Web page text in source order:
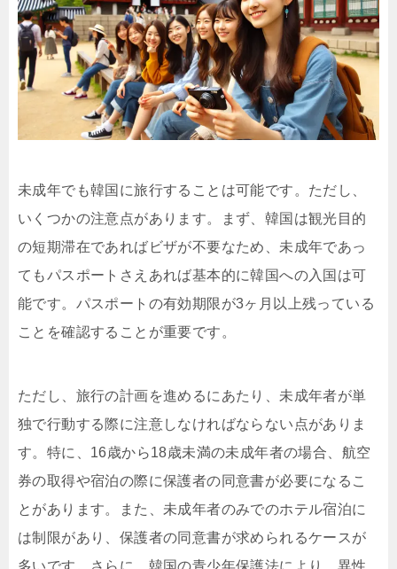
未成年でも韓国に旅行することは可能です。ただし、
いくつかの注意点があります。まず、韓国は観光目的
の短期滞在であればビザが不要なため、未成年であっ
てもパスポートさえあれば基本的に韓国への入国は可
能です。パスポートの有効期限が3ヶ月以上残っている
ことを確認することが重要です。
ただし、旅行の計画を進めるにあたり、未成年者が単
独で行動する際に注意しなければならない点がありま
す。特に、16歳から18歳未満の未成年者の場合、航空
券の取得や宿泊の際に保護者の同意書が必要になるこ
とがあります。また、未成年者のみでのホテル宿泊に
は制限があり、保護者の同意書が求められるケースが
多いです。さらに、韓国の青少年保護法により、異性